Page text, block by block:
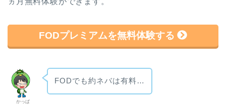
FODプレミアムを無料体験する
かっぱ
FODでも約ネバは有料…